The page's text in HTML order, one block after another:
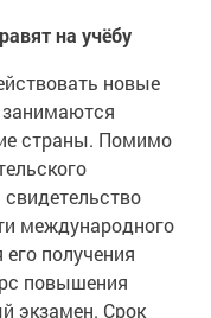
на учёбу
новые
занимаются
страны. Помимо
международного
получения
повышения
экзамен. Срок